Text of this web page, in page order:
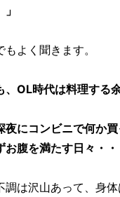
よく聞きます。
、OL時代は料理する
夜にコンビニで何か買
お腹を満たす日々・・
調は沢山あって、身